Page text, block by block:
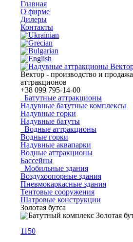
Главная
О фирме
Дилеры
Контакты
Вектор - производство и продажа
аттракционов
+38 099 795-14-00
Батутные аттракционы
Надувные батутные комплексы
Надувные горки
Надувные батуты
Водные аттракционы
Водные горки
Надувные аквапарки
Водные аттракционы
Бассейны
Мобильные здания
Воздухоопорные здания
Пневмокаркасные здания
Тентовые сооружения
Шатровые конструкции
Золотая бутса
1150